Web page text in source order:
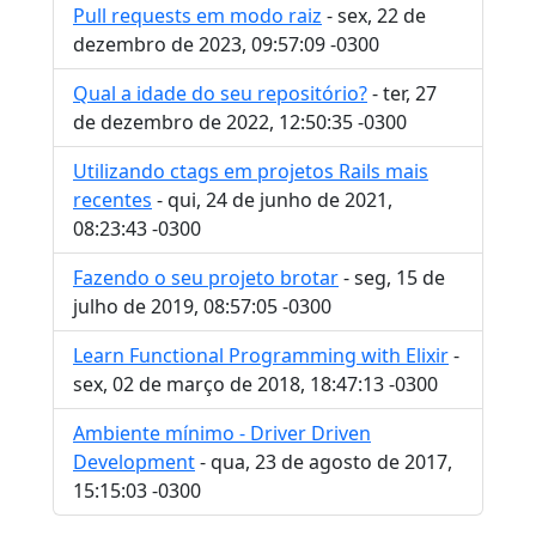
Pull requests em modo raiz - sex, 22 de
dezembro de 2023, 09:57:09 -0300
Qual a idade do seu repositório?- ter, 27
de dezembro de 2022, 12:50:35 -0300
Utilizando ctags em projetos Rails mais
recentes - qui, 24 de junho de 2021,
08:23:43 -0300
Fazendo o seu projeto brotar- seg, 15 de
julho de 2019, 08:57:05 -0300
Learn Functional Programming with Elixir-
sex, 02 de março de 2018, 18:47:13 -0300
Ambiente mínimo - Driver Driven
Development- qua, 23 de agosto de 2017,
15:15:03 -0300